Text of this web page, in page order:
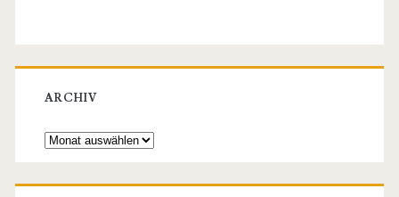
ARCHIV
Archiv